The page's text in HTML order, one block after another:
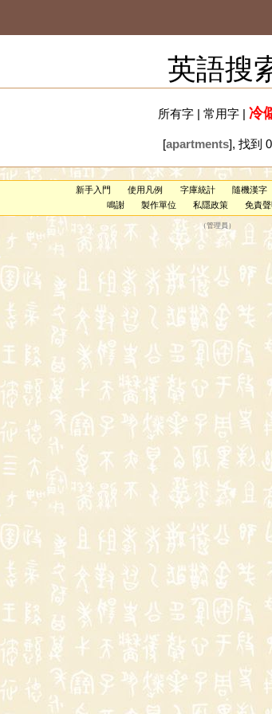
英語搜
所有字| 常用字| 冷
[apartments], 找到
新手入門 使用凡例 字庫統計 隨機漢字
鳴謝
製作單位 私隱政策 免責聲
（管理員 ）